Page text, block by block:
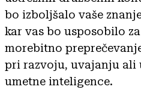
bo izboljšalo vaše
kar vas bo usposobilo
morebitno
pri razvoju, uvajanju ali
umetne inteligence.